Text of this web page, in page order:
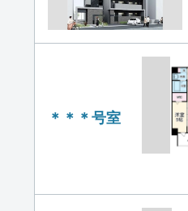
＊＊＊号室